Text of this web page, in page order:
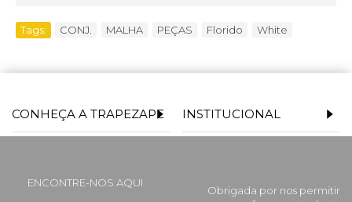
Tags: CONJ. MALHA PEÇAS Florido White
CONHEÇA A TRAPEZAPE INSTITUCIONAL
ENCONTRE-NOS AQUI
Obrigada por nos permitir